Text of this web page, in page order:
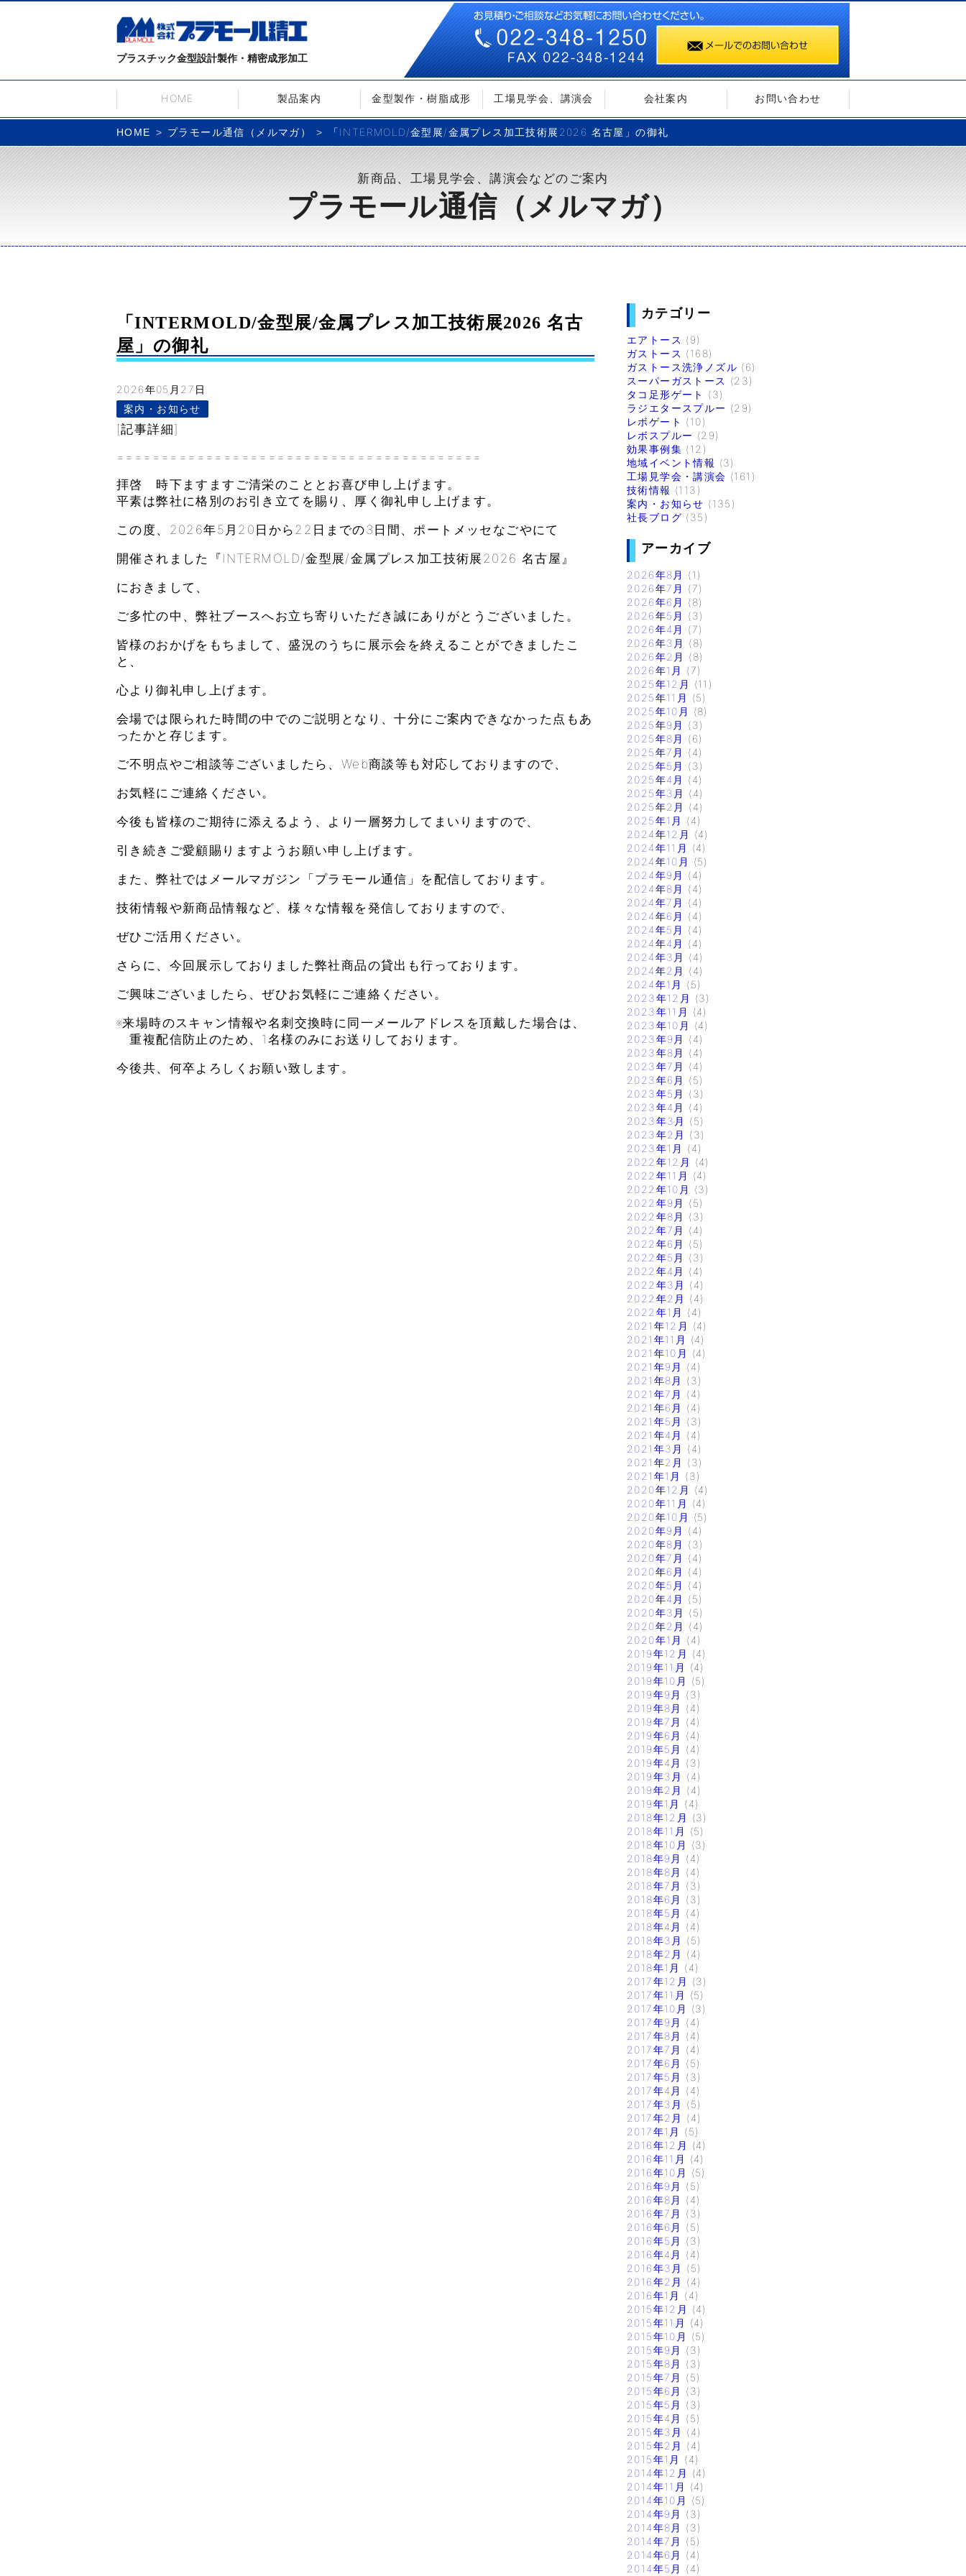
プラスチック金型設計製作・精密成形加工
HOME 製品案内 金型製作・樹脂成形 工場見学会、講演会 会社案内 お問い合わせ
HOME プラモール通信（メルマガ） 「INTERMOLD/金型展/金属プレス加工技術展2026 名古屋」の御礼
新商品、工場見学会、講演会などのご案内
プラモール通信（メルマガ）
「INTERMOLD/金型展/金属プレス加工技術展2026 名古
屋」の御礼
2026年05月27日
案内・お知らせ
[記事詳細]
=========================================
拝啓 時下ますますご清栄のこととお喜び申し上げます。
平素は弊社に格別のお引き立てを賜り、厚く御礼申し上げます。
この度、2026年5月20日から22日までの3日間、ポートメッセなごやにて
開催されました『INTERMOLD/金型展/金属プレス加工技術展2026 名古屋』
におきまして、
ご多忙の中、弊社ブースへお立ち寄りいただき誠にありがとうございました。
皆様のおかげをもちまして、盛況のうちに展示会を終えることができましたこ
と、
心より御礼申し上げます。
会場では限られた時間の中でのご説明となり、十分にご案内できなかった点もあ
ったかと存じます。
ご不明点やご相談等ございましたら、Web商談等も対応しておりますので、
お気軽にご連絡ください。
今後も皆様のご期待に添えるよう、より一層努力してまいりますので、
引き続きご愛顧賜りますようお願い申し上げます。
また、弊社ではメールマガジン「プラモール通信」を配信しております。
技術情報や新商品情報など、様々な情報を発信しておりますので、
ぜひご活用ください。
さらに、今回展示しておりました弊社商品の貸出も行っております。
ご興味ございましたら、ぜひお気軽にご連絡ください。
※来場時のスキャン情報や名刺交換時に同一メールアドレスを頂戴した場合は、
重複配信防止のため、1名様のみにお送りしております。
今後共、何卒よろしくお願い致します。
カテゴリー
エアトース (9)
ガストース (168)
ガストース洗浄ノズル (6)
スーパーガストース (23)
タコ足形ゲート
(3)
ラジエタースプルー (29)
レボゲート (10)
レボスプルー (29)
効果事例集 (12)
地域イベント情報 (3)
工場見学会・講演会 (161)
技術情報 (113)
案内・お知らせ (135)
社長ブログ (35)
アーカイブ
2026年8月
(1)
2026年7月
(7)
2026年6月
(8)
2026年5月
(3)
2026年4月
(7)
2026年3月
(8)
2026年2月
(8)
2026年1月
(7)
2025年12月
(11)
2025年11月
(5)
2025年10月
(8)
2025年9月
(3)
2025年8月
(6)
2025年7月
(4)
2025年5月
(3)
2025年4月
(4)
2025年3月
(4)
2025年2月
(4)
2025年1月
(4)
2024年12月
(4)
2024年11月
(4)
2024年10月
(5)
2024年9月
(4)
2024年8月
(4)
2024年7月
(4)
2024年6月
(4)
2024年5月
(4)
2024年4月
(4)
2024年3月
(4)
2024年2月
(4)
2024年1月
(5)
2023年12月
(3)
2023年11月
(4)
2023年10月
(4)
2023年9月
(4)
2023年8月
(4)
2023年7月
(4)
2023年6月
(5)
2023年5月
(3)
2023年4月
(4)
2023年3月
(5)
2023年2月
(3)
2023年1月
(4)
2022年12月
(4)
2022年11月
(4)
2022年10月
(3)
2022年9月
(5)
2022年8月
(3)
2022年7月
(4)
2022年6月
(5)
2022年5月
(3)
2022年4月
(4)
2022年3月
(4)
2022年2月
(4)
2022年1月
(4)
2021年12月
(4)
2021年11月
(4)
2021年10月
(4)
2021年9月
(4)
2021年8月
(3)
2021年7月
(4)
2021年6月
(4)
2021年5月
(3)
2021年4月
(4)
2021年3月
(4)
2021年2月
(3)
2021年1月
(3)
2020年12月
(4)
2020年11月
(4)
2020年10月
(5)
2020年9月
(4)
2020年8月
(3)
2020年7月
(4)
2020年6月
(4)
2020年5月
(4)
2020年4月
(5)
2020年3月
(5)
2020年2月
(4)
2020年1月
(4)
2019年12月
(4)
2019年11月
(4)
2019年10月
(5)
2019年9月
(3)
2019年8月
(4)
2019年7月
(4)
2019年6月
(4)
2019年5月
(4)
2019年4月
(3)
2019年3月
(4)
2019年2月
(4)
2019年1月
(4)
2018年12月
(3)
2018年11月
(5)
2018年10月
(3)
2018年9月
(4)
2018年8月
(4)
2018年7月
(3)
2018年6月
(3)
2018年5月
(4)
2018年4月
(4)
2018年3月
(5)
2018年2月
(4)
2018年1月
(4)
2017年12月
(3)
2017年11月
(5)
2017年10月
(3)
2017年9月
(4)
2017年8月
(4)
2017年7月
(4)
2017年6月
(5)
2017年5月
(3)
2017年4月
(4)
2017年3月
(5)
2017年2月
(4)
2017年1月
(5)
2016年12月
(4)
2016年11月
(4)
2016年10月
(5)
2016年9月
(5)
2016年8月
(4)
2016年7月
(3)
2016年6月
(5)
2016年5月
(3)
2016年4月
(4)
2016年3月
(5)
2016年2月
(4)
2016年1月
(4)
2015年12月
(4)
2015年11月
(4)
2015年10月
(5)
2015年9月
(3)
2015年8月
(3)
2015年7月
(5)
2015年6月
(3)
2015年5月
(3)
2015年4月
(5)
2015年3月
(4)
2015年2月
(4)
2015年1月
(4)
2014年12月
(4)
2014年11月
(4)
2014年10月
(5)
2014年9月
(3)
2014年8月
(3)
2014年7月
(5)
2014年6月
(4)
2014年5月
(4)